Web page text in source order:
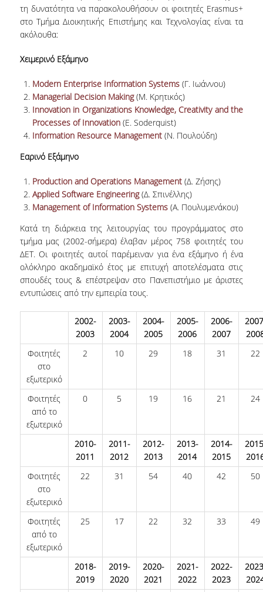
NEWSLETTERS
ΔΙΔΑΣΚΑΛΙΑ
ΑΝΘΡΩΠΙΝΟ ΔΥΝΑΜΙΚΟ
ΠΡΟΣΩΠΙΚΟ ΤΟΥ ΤΜΗΜΑΤΟΣ
ΜΕΛΗ ΔΕΠ
ΕΠΙΤΙΜΟΙ ΔΙΔΑΚΤΟΡΕΣ
ΕΠΙΣΚΕΠΤΕΣ ΚΑΘΗΓΗΤΕΣ
ΜΕΛΗ Ε.ΔΙ.Π.
ΜΕΛΗ Ε.Τ.Ε.Π.
ΔΙΟΙΚΗΤΙΚΟ ΠΡΟΣΩΠΙΚΟ
ΜΗΤΡΩΟ ΜΕΛΩΝ ΤΜΗΜΑΤΟΣ
ΠΡΟΠΤΥΧΙΑΚΕΣ ΣΠΟΥΔΕΣ
ΟΔΗΓΟΣ ΚΑΙ ΚΑΤΕΥΘΥΝΣΕΙΣ ΣΠΟΥΔΩΝ
ΜΑΘΗΜΑΤΑ ΕΛΕΥΘΕΡΗΣ ΕΠΙΛΟΓΗΣ ΑΠΟ
ΑΛΛΑ ΤΜΗΜΑΤΑ
TESTIMONIALS ΠΡΑΚΤΙΚΗΣ ΑΣΚΗΣΗΣ
ΔΙΔΑΣΚΑΛΙΑ ΚΑΙ ΕΞΕΤΑΣΕΙΣ
τη δυνατότητα να παρακολουθήσουν οι φοιτητές Erasmus+
στο Τμήμα Διοικητικής Επιστήμης και Τεχνολογίας είναι τα
ακόλουθα:
Χειμερινό Εξάμηνο
Modern Enterprise Information Systems(Γ. Ιωάννου)
Managerial Decision Making(M. Κρητικός)
Innovation in Organizations Knowledge, Creativity and the
Processes of Innovation(E. Soderquist)
Information Resource Management(Ν. Πουλούδη)
Εαρινό Εξάμηνο
Production and Operations Management(Δ. Ζήσης)
Applied Software Engineering(Δ. Σπινέλλης)
Management of Information Systems(Α. Πουλυμενάκου)
Κατά τη διάρκεια της λειτουργίας του προγράμματος στο
τμήμα μας (2002-σήμερα) έλαβαν μέρος 758 φοιτητές του
ΔΕΤ. Οι φοιτητές αυτοί παρέμειναν για ένα εξάμηνο ή ένα
ολόκληρο ακαδημαϊκό έτος με επιτυχή αποτελέσματα στις
σπουδές τους & επέστρεψαν στο Πανεπιστήμιο με άριστες
εντυπώσεις από την εμπειρία τους.
2002-
2003
2003-
2004
2004-
2005
2005-
2006
2006-
2007
Φοιτητές
στο
εξωτερικό
2 10 29 18 31 22
Φοιτητές
από το
εξωτερικό
0 5 19 16 21 24
2010-
2011
2011-
2012
2012-
2013
2013-
2014
2014-
2015
Φοιτητές
στο
εξωτερικό
22 31 54 40 42 50
Φοιτητές
από το
εξωτερικό
25 17 22 32 33 49
2018-
2019
2019-
2020
2020-
2021
2021-
2022
2022-
2023